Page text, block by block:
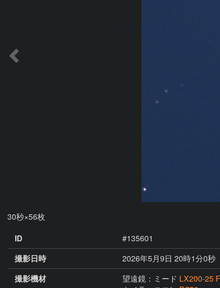
30秒×56枚
ID
#135601
撮影日時
2026年5月9日 20時1分0秒
撮影機材
望遠鏡：ミード LX200-25